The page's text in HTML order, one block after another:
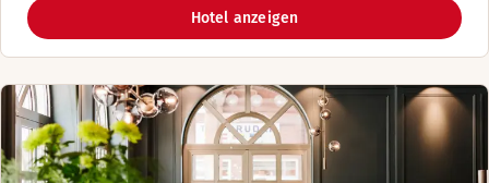
Hotel anzeigen